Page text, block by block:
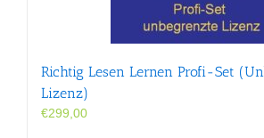
Richtig Lesen Lernen Profi-Set
Lizenz)
€299,00